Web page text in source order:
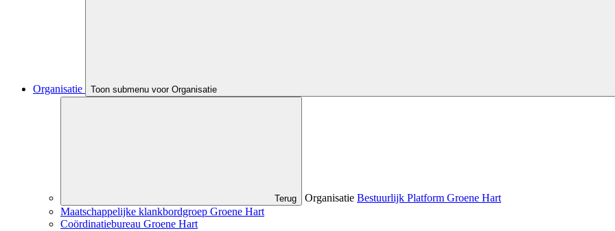
Organisatie Toon submenu voor Organisatie
Terug Organisatie Bestuurlijk Platform Groene Hart
Maatschappelijke klankbordgroep Groene Hart
Coördinatiebureau Groene Hart